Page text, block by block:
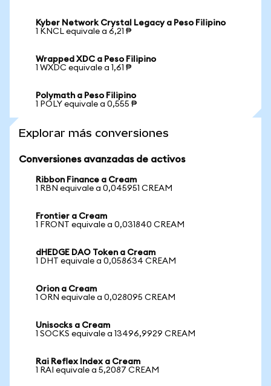
Kyber Network Crystal Legacy a Peso Filipino
1 KNCL equivale a 6,21 ₱
Wrapped XDC a Peso Filipino
1 WXDC equivale a 1,61 ₱
Polymath a Peso Filipino
1 POLY equivale a 0,555 ₱
Explorar más conversiones
Conversiones avanzadas de activos
Ribbon Finance a Cream
1 RBN equivale a 0,045951 CREAM
Frontier a Cream
1 FRONT equivale a 0,031840 CREAM
dHEDGE DAO Token a Cream
1 DHT equivale a 0,058634 CREAM
Orion a Cream
1 ORN equivale a 0,028095 CREAM
Unisocks a Cream
1 SOCKS equivale a 13496,9929 CREAM
Rai Reflex Index a Cream
1 RAI equivale a 5,2087 CREAM